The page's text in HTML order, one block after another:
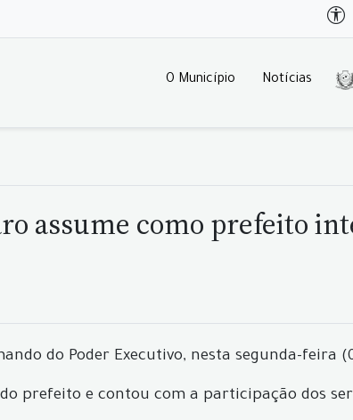
O Município Notícias
assume como prefeito
do Poder Executivo, nesta segunda-
prefeito e contou com a participação dos